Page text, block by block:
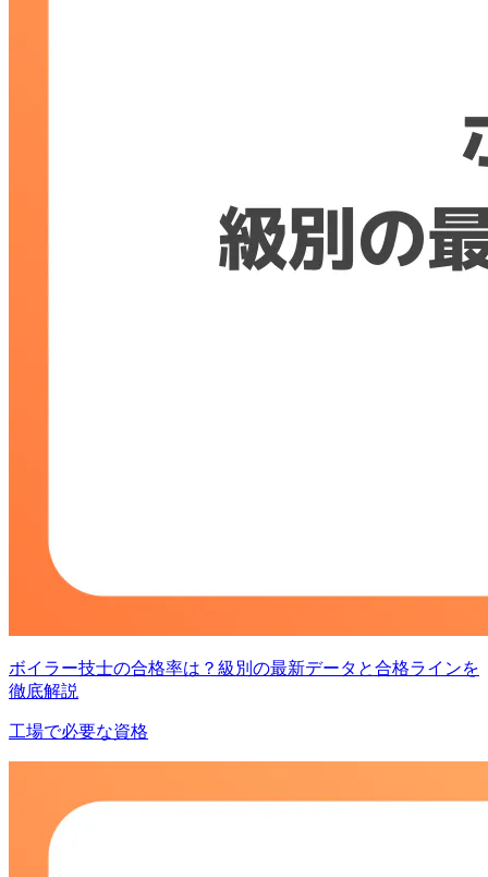
ボイラー技士の合格率は？級別の最新データと合格ラインを
徹底解説
工場で必要な資格